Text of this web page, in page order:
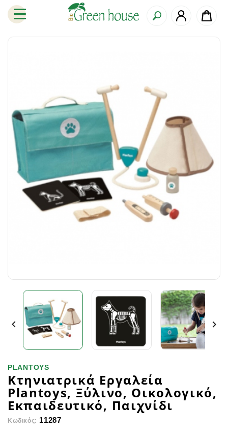
 
PLANTOYS
Κτηνιατρικά Εργαλεία
Plantoys, Ξύλινο, Οικολογικό,
Εκπαιδευτικό, Παιχνίδι
Κωδικός: 11287